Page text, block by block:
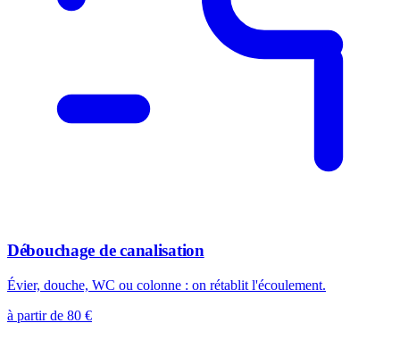
Débouchage de canalisation
Évier, douche, WC ou colonne : on rétablit l'écoulement.
à partir de 80 €